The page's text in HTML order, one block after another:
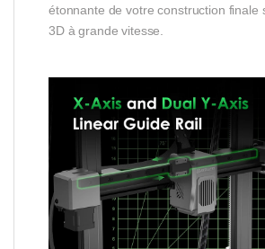
étonnante de votre construction finale
3D à grande vitesse.